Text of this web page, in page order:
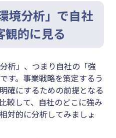
境分析」で自社
観的に見る
析」、つまり自社の「強
す。事業戦略を策定するう
確にするための前提となる
較して、自社のどこに強み
対的に分析してみましょ